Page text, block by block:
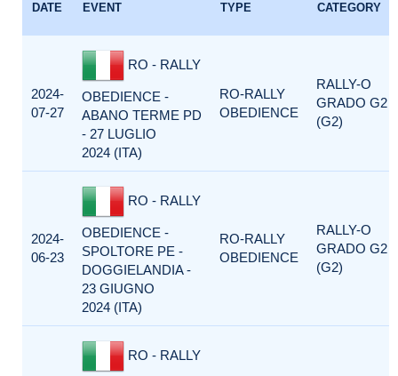
DATE EVENT TYPE CATEGORY
2024-
07-27
RO - RALLY
OBEDIENCE -
ABANO TERME PD
- 27 LUGLIO
2024 (ITA)
RO-RALLY
OBEDIENCE
RALLY-O
GRADO G2
(G2)
2024-
06-23
RO - RALLY
OBEDIENCE -
SPOLTORE PE -
DOGGIELANDIA -
23 GIUGNO
2024 (ITA)
RO-RALLY
OBEDIENCE
RALLY-O
GRADO G2
(G2)
RO - RALLY